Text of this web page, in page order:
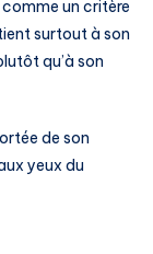
un critère
surtout à son
qu’à son
de son
yeux du